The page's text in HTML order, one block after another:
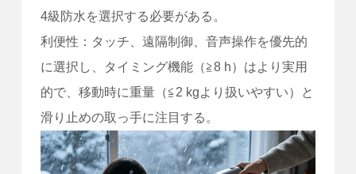
4級防水を選択する必要がある。
利便性：タッチ、遠隔制御、音声操作を優先的
に選択し、タイミング機能（≧8 h）はより実用
的で、移動時に重量（≦2 kgより扱いやすい）と
滑り止めの取っ手に注目する。